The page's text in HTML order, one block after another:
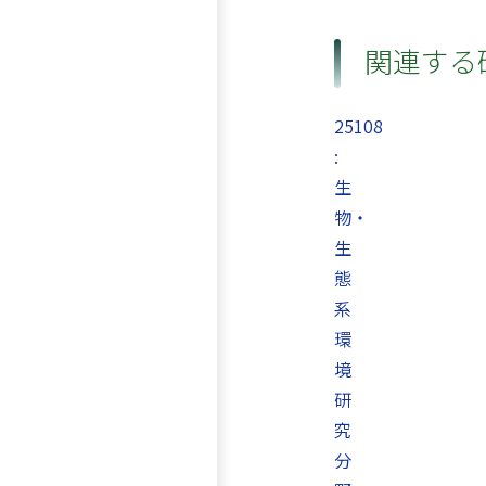
関連す
25108
:
生
物・
生
態
系
環
境
研
究
分